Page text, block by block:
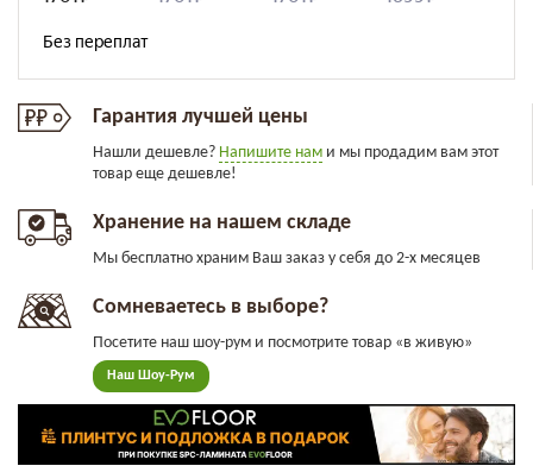
Гарантия лучшей цены
Нашли дешевле? Напишите нам и мы продадим вам этот
товар еще дешевле!
Хранение на нашем складе
Мы бесплатно храним Ваш заказ у себя до 2-х месяцев
Сомневаетесь в выборе?
Посетите наш шоу-рум и посмотрите товар «в живую»
Наш Шоу-Рум